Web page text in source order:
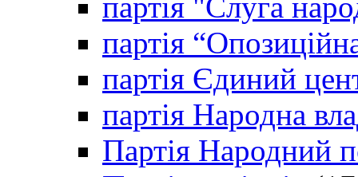
партія
партія Єдиний
партія Народна
Партія Народний